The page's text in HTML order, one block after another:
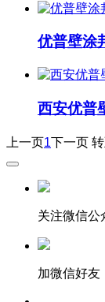
优普壁涂
西安优普
上一页1下一页
关注微信公
加微信好友